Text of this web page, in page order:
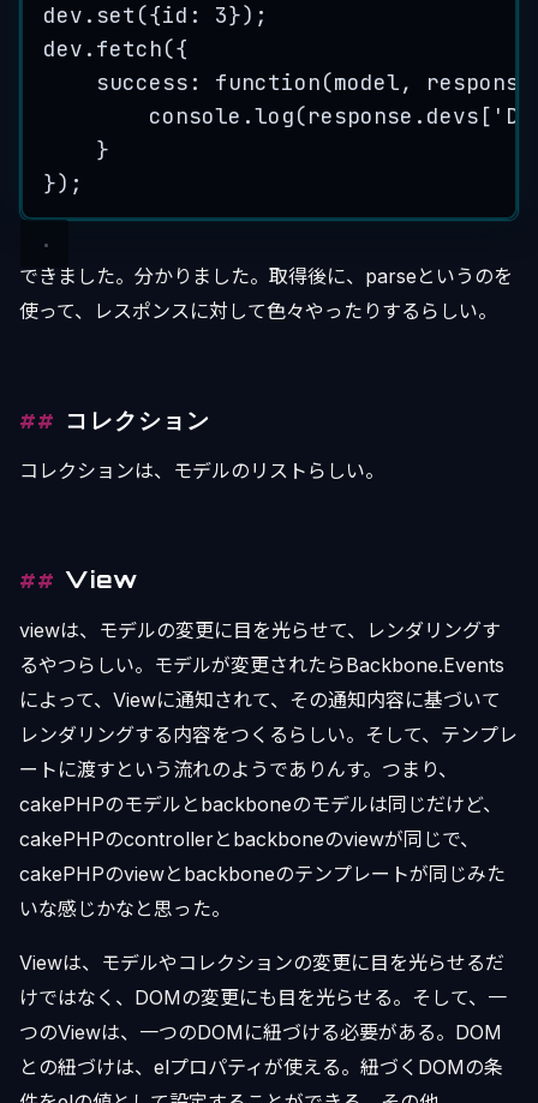
dev . set ({id: 3});
dev . fetch({
success : function(model, response
console .log(response . devs [ '
}
});
できました。分かりました。取得後に、parseというのを
使って、レスポンスに対して色々やったりするらしい。
コレクション
コレクションは、モデルのリストらしい。
View
viewは、モデルの変更に目を光らせて、レンダリングす
るやつらしい。モデルが変更されたらBackbone.Events
によって、Viewに通知されて、その通知内容に基づいて
レンダリングする内容をつくるらしい。そして、テンプレ
ートに渡すという流れのようでありんす。つまり、
cakePHPのモデルとbackboneのモデルは同じだけど、
cakePHPのcontrollerとbackboneのviewが同じで、
cakePHPのviewとbackboneのテンプレートが同じみた
いな感じかなと思った。
Viewは、モデルやコレクションの変更に目を光らせるだ
けではなく、DOMの変更にも目を光らせる。そして、一
つのViewは、一つのDOMに紐づける必要がある。DOM
との紐づけは、elプロパティが使える。紐づくDOMの条